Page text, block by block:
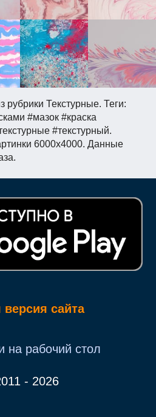
рубрики Текстурные. Теги:
#мазок #краска
#текстурный.
6000x4000. Данные
сайта
на рабочий стол
- 2026